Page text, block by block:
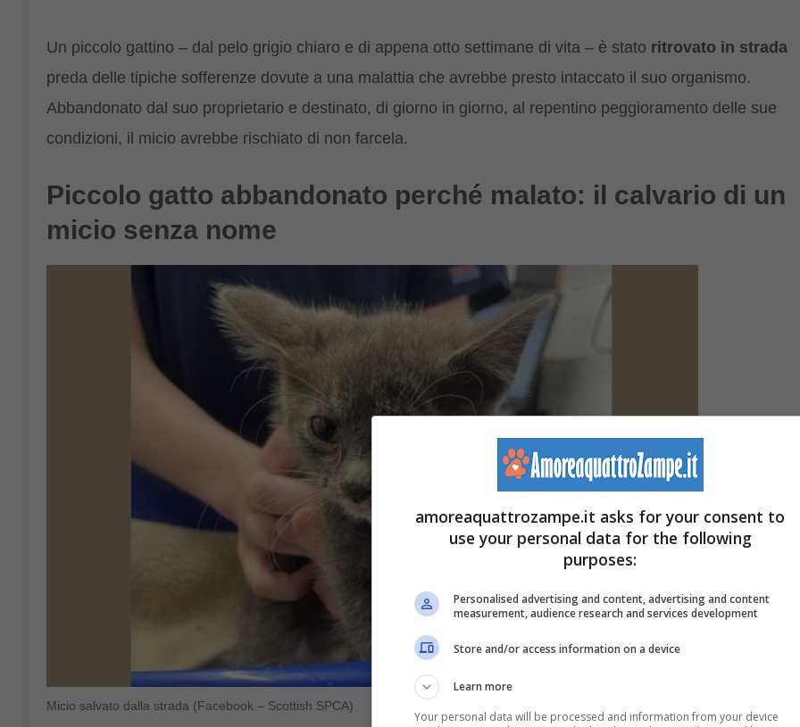
Un piccolo gattino – dal pelo grigio chiaro e di appena otto settimane di vita – è stato ritrovato in strada
preda delle tipiche sofferenze dovute a una malattia che avrebbe presto intaccato il suo organismo.
Abbandonato dal suo proprietario e destinato, di giorno in giorno, al repentino peggioramento delle sue
condizioni, il micio avrebbe rischiato di non farcela.
Piccolo gatto abbandonato perché malato: il calvario di un
micio senza nome
Micio salvato dalla strada (Facebook – Scottish SPCA)
amoreaquattrozampe.it asks for your consent to
use your personal data for the following
purposes:
Personalised advertising and content, advertising and content
measurement, audience research and services development
Store and/or access information on a device
Learn more
Your personal data will be processed and information from your device